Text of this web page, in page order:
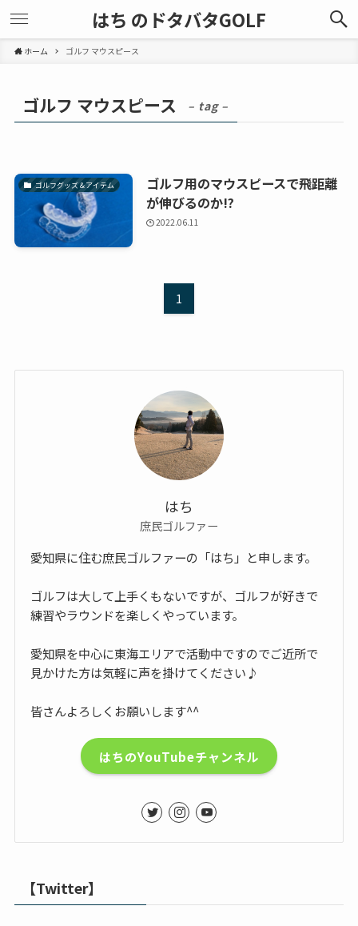
はち のドタバタGOLF
ホーム ゴルフ マウスピース
ゴルフ マウスピース – tag –
ゴルフグッズ＆アイテム
ゴルフ用のマウスピースで飛距離
が伸びるのか!?
2022.06.11
1
はち
庶民ゴルファー
愛知県に住む庶民ゴルファーの「はち」と申します。
ゴルフは大して上手くもないですが、ゴルフが好きで
練習やラウンドを楽しくやっています。
愛知県を中心に東海エリアで活動中ですのでご近所で
見かけた方は気軽に声を掛けてください♪
皆さんよろしくお願いします^^
はちのYouTubeチャンネル
【Twitter】